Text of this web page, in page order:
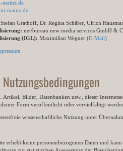
mainz.de
mainz.de
Grathoff, Dr. Regina Schäfer, Ulrich
net/bureau new media services GmbH &
(IGL): Maximilian Wegner (E-Mail)
Artikel, Bilder, Datenbanken usw., dieser
Form veröffentlicht oder vervielfältigt
wissenschaftliche Nutzung unter
erhebt keine personenbezogenen Daten und